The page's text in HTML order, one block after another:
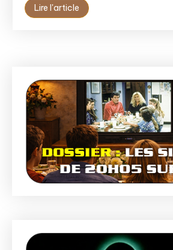
Lire l'article